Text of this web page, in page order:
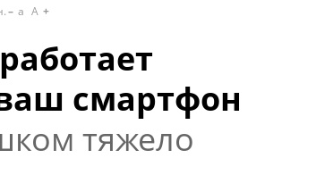
a A
смартфон
тяжело